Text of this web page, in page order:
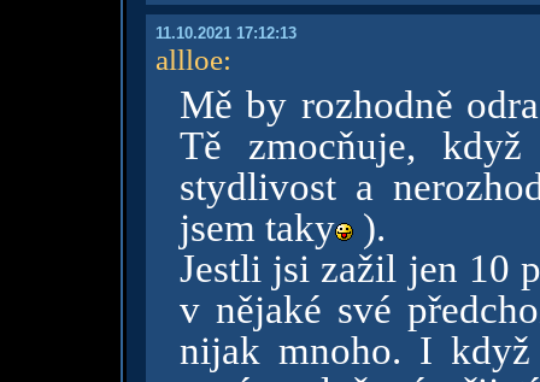
11.10.2021 17:12:13
allloe:
Mě by rozhodně
Tě zmocňuje,
stydlivost a
jsem taky ).
Jestli jsi zažil jen 10
v nějaké své
nijak mnoho. I